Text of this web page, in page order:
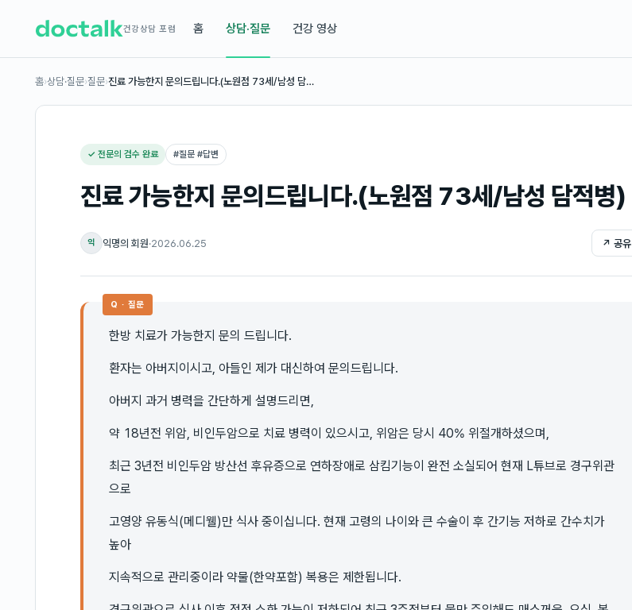
건강상담 포럼 홈 상담·질문 건강 영상
홈›상담·질문›질문›진료 가능한지 문의드립니다.(노원점 73세/남성 담…
✓ 전문의 검수 완료 #질문 #답변
진료 가능한지 문의드립니다.(노원점 73세/남성 담적병)
익 익명의 회원·2026.06.25 ↗ 공유
Q · 질문
한방 치료가 가능한지 문의 드립니다.
환자는 아버지이시고, 아들인 제가 대신하여 문의드립니다.
아버지 과거 병력을 간단하게 설명드리면,
약 18년전 위암, 비인두암으로 치료 병력이 있으시고, 위암은 당시 40% 위절개하셨으며,
최근 3년전 비인두암 방산선 후유증으로 연하장애로 삼킴기능이 완전 소실되어 현재 L튜브로 경구위관
으로
고영양 유동식(메디웰)만 식사 중이십니다. 현재 고령의 나이와 큰 수술이 후 간기능 저하로 간수치가
높아
지속적으로 관리중이라 약물(한약포함) 복용은 제한됩니다.